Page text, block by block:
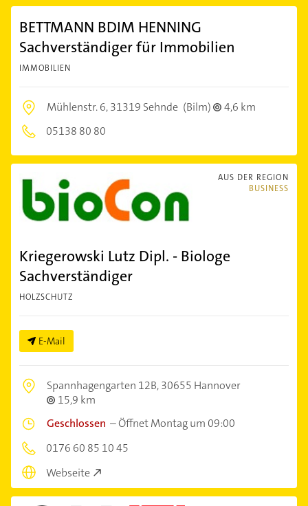
BETTMANN BDIM HENNING
Sachverständiger für Immobilien
IMMOBILIEN
Mühlenstr. 6,31319 Sehnde (Bilm)
4,6 km
05138 80 80
AUS DER REGION
BUSINESS
Kriegerowski Lutz Dipl. - Biologe
Sachverständiger
HOLZSCHUTZ
E-Mail
Spannhagengarten 12B,30655 Hannover
15,9 km
Geschlossen –Öffnet Montag um 09:00
0176 60 85 10 45
Webseite